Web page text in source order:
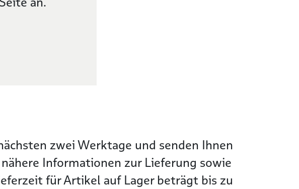
zwei Werktage und senden Ihnen
Informationen zur Lieferung sowie
für Artikel auf Lager beträgt bis zu